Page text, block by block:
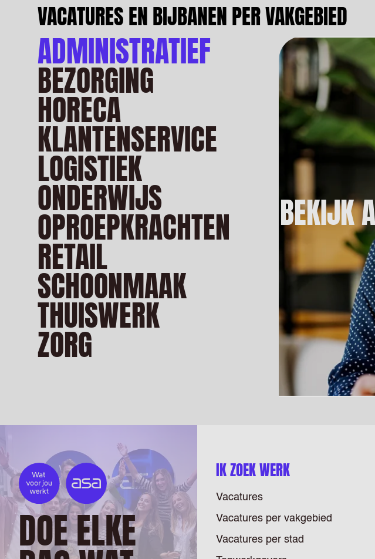
VACATURES EN BIJBANEN PER VAKGEBIED
ADMINISTRATIEF
BEZORGING
HORECA
KLANTENSERVICE
LOGISTIEK
ONDERWIJS
OPROEPKRACHTEN
RETAIL
SCHOONMAAK
THUISWERK
ZORG
BEKIJK
DOE ELKE
IK ZOEK WERK
Vacatures
Vacatures per vakgebied
Vacatures per stad